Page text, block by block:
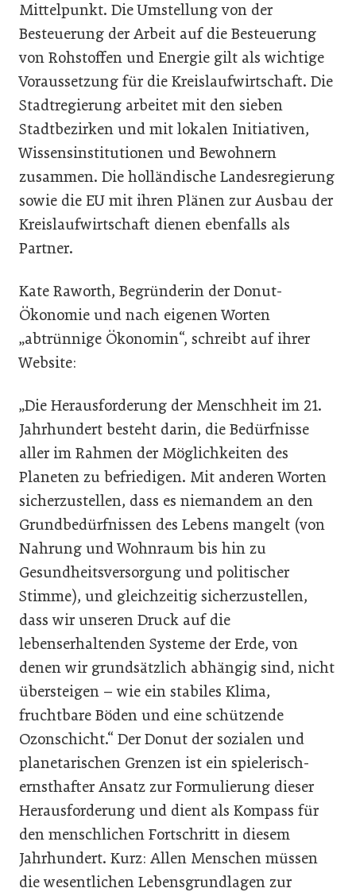
Mittelpunkt. Die Umstellung von der
Besteuerung der Arbeit auf die Besteuerung
von Rohstoffen und Energie gilt als wichtige
Voraussetzung für die Kreislaufwirtschaft. Die
Stadtregierung arbeitet mit den sieben
Stadtbezirken und mit lokalen Initiativen,
Wissensinstitutionen und Bewohnern
zusammen. Die holländische Landesregierung
sowie die EU mit ihren Plänen zur Ausbau der
Kreislaufwirtschaft dienen ebenfalls als
Partner.
Kate Raworth, Begründerin der Donut-
Ökonomie und nach eigenen Worten
„abtrünnige Ökonomin“, schreibt auf ihrer
Website:
„Die Herausforderung der Menschheit im 21.
Jahrhundert besteht darin, die Bedürfnisse
aller im Rahmen der Möglichkeiten des
Planeten zu befriedigen. Mit anderen Worten
sicherzustellen, dass es niemandem an den
Grundbedürfnissen des Lebens mangelt (von
Nahrung und Wohnraum bis hin zu
Gesundheitsversorgung und politischer
Stimme), und gleichzeitig sicherzustellen,
dass wir unseren Druck auf die
lebenserhaltenden Systeme der Erde, von
denen wir grundsätzlich abhängig sind, nicht
übersteigen – wie ein stabiles Klima,
fruchtbare Böden und eine schützende
Ozonschicht.“ Der Donut der sozialen und
planetarischen Grenzen ist ein spielerisch-
ernsthafter Ansatz zur Formulierung dieser
Herausforderung und dient als Kompass für
den menschlichen Fortschritt in diesem
Jahrhundert. Kurz: Allen Menschen müssen
die wesentlichen Lebensgrundlagen zur